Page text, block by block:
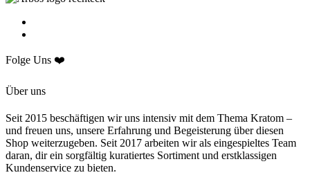
Folge Uns ❤️
Über uns
Seit 2015 beschäftigen wir uns intensiv mit dem Thema Kratom –
und freuen uns, unsere Erfahrung und Begeisterung über diesen
Shop weiterzugeben. Seit 2017 arbeiten wir als eingespieltes Team
daran, dir ein sorgfältig kuratiertes Sortiment und erstklassigen
Kundenservice zu bieten.